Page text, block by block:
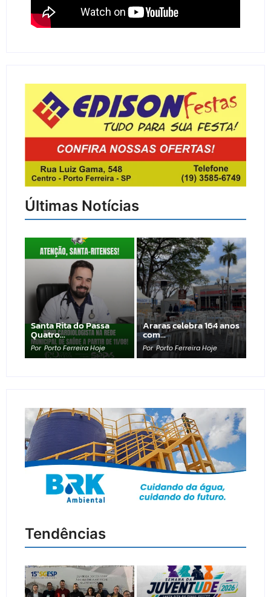
Últimas Notícias
Santa Rita do Passa
Quatro…
Por Porto Ferreira Hoje
Araras celebra 164 anos
com…
Por Porto Ferreira Hoje
Tendências